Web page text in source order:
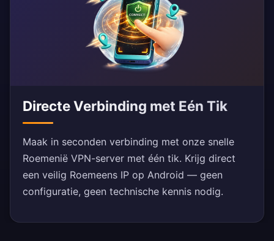
Directe Verbinding met Eén Tik
Maak in seconden verbinding met onze snelle
Roemenië VPN-server met één tik. Krijg direct
een veilig Roemeens IP op Android — geen
configuratie, geen technische kennis nodig.